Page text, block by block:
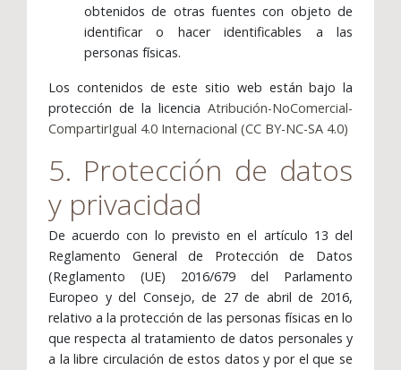
obtenidos de otras fuentes con objeto de
identificar o hacer identificables a las
personas físicas.
Los contenidos de este sitio web están bajo la
protección de la licencia Atribución-NoComercial-
CompartirIgual 4.0 Internacional (CC BY-NC-SA 4.0)
5. Protección de datos
y privacidad
De acuerdo con lo previsto en el artículo 13 del
Reglamento General de Protección de Datos
(Reglamento (UE) 2016/679 del Parlamento
Europeo y del Consejo, de 27 de abril de 2016,
relativo a la protección de las personas físicas en lo
que respecta al tratamiento de datos personales y
a la libre circulación de estos datos y por el que se